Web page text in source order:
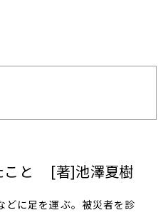
こと [著]池澤夏樹
に足を運ぶ。被災者を診